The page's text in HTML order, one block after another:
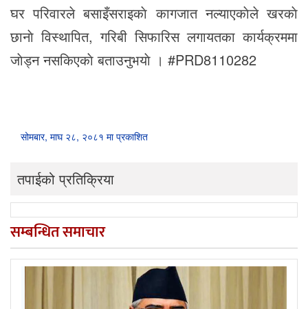
घर परिवारले बसाइँसराइकाे कागजात नल्याएकाेले खरकाे
छानाे विस्थापित, गरिबी सिफारिस लगायतका कार्यक्रममा
जाेड्न नसकिएकाे बताउनुभयाे । #PRD8110282
सोमबार, माघ २८, २०८१ मा प्रकाशित
तपाईको प्रतिक्रिया
सम्बन्धित समाचार